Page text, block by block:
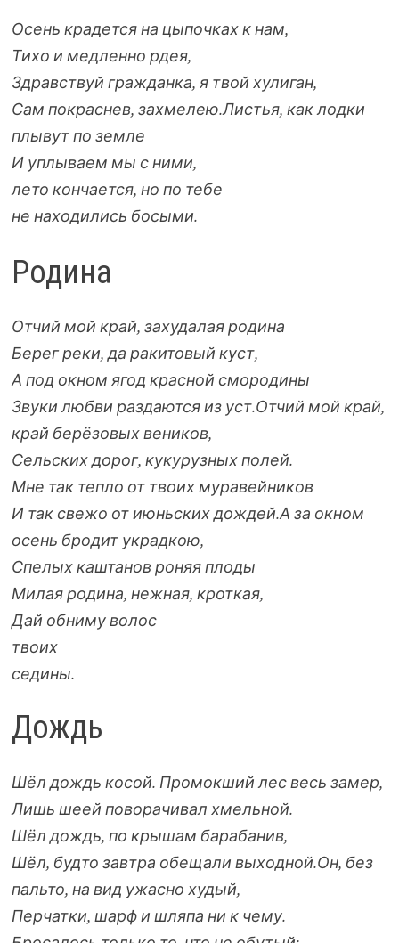
Осень крадется на цыпочках к нам,
Тихо и медленно рдея,
Здравствуй гражданка, я твой хулиган,
Сам покраснев, захмелею.Листья, как лодки
плывут по земле
И уплываем мы с ними,
лето кончается, но по тебе
не находились босыми.
Родина
Отчий мой край, захудалая родина
Берег реки, да ракитовый куст,
А под окном ягод красной смородины
Звуки любви раздаются из уст.Отчий мой край,
край берёзовых веников,
Сельских дорог, кукурузных полей.
Мне так тепло от твоих муравейников
И так свежо от июньских дождей.А за окном
осень бродит украдкою,
Спелых каштанов роняя плоды
Милая родина, нежная, кроткая,
Дай обниму волос
твоих
седины.
Дождь
Шёл дождь косой. Промокший лес весь замер,
Лишь шеей поворачивал хмельной.
Шёл дождь, по крышам барабанив,
Шёл, будто завтра обещали выходной.Он, без
пальто, на вид ужасно худый,
Перчатки, шарф и шляпа ни к чему.